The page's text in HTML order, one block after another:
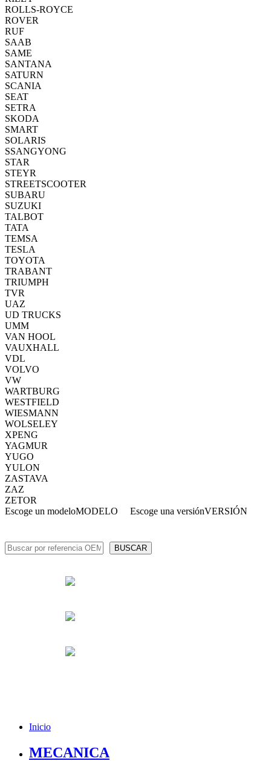
ROLLS-ROYCE
ROVER
RUF
SAAB
SAME
SANTANA
SATURN
SCANIA
SEAT
SETRA
SKODA
SMART
SOLARIS
SSANGYONG
STAR
STEYR
STREETSCOOTER
SUBARU
SUZUKI
TALBOT
TATA
TEMSA
TESLA
TOYOTA
TRABANT
TRIUMPH
TVR
UAZ
UD TRUCKS
UMM
VAN HOOL
VAUXHALL
VDL
VOLVO
VW
WARTBURG
WESTFIELD
WIESMANN
WOLSELEY
XPENG
YAGMUR
YUGO
YULON
ZASTAVA
ZAZ
ZETOR
Escoge un modeloMODELO Escoge una versiónVERSIÓN
Inicio
MECANICA